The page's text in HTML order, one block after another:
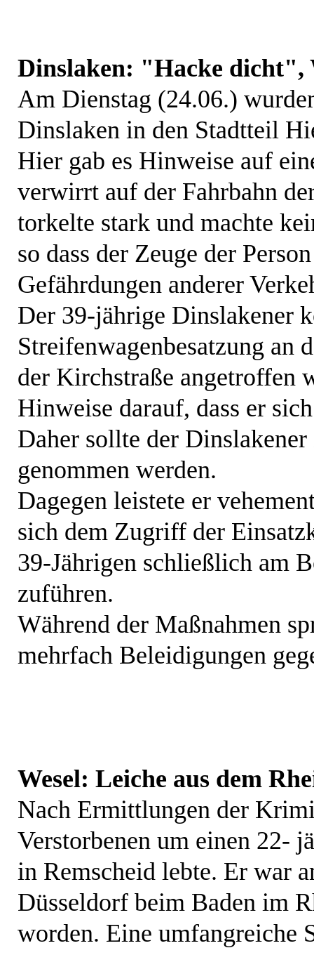
Dinslaken: "Hacke dicht",
Am Dienstag (24.06.)
Dinslaken in den Stadtteil
Hier gab es Hinweise auf
verwirrt auf der Fahrbahn
torkelte stark und machte
so dass der Zeuge der
Gefährdungen anderer
Der 39-jährige Dinslakener
Streifenwagenbesatzung an
der Kirchstraße angetroffen
Hinweise darauf, dass er
Daher sollte der
genommen werden.
Dagegen leistete er
sich dem Zugriff der
39-Jährigen schließlich am
zuführen.
Während der Maßnahmen
mehrfach Beleidigungen
Wesel: Leiche aus dem
Nach Ermittlungen der
Verstorbenen um einen 22-
in Remscheid lebte. Er war
Düsseldorf beim Baden im
worden. Eine umfangreiche